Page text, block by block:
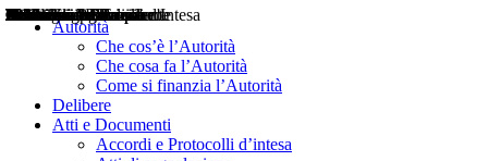
Autorità
Che cos’è l’Autorità
Che cosa fa l’Autorità
Come si finanzia l’Autorità
Delibere
Atti e Documenti
Accordi e Protocolli d’intesa
Delibere
Pareri
Consultazioni
Audizioni
Atti di Segnalazione
Accordi e Protocolli d'Intesa
Relazioni annuali
Misure di regolazione
Notizie
Comunicati Stampa
Bollettini ART
Convegni ART
Interviste del Presidente
Articoli in primo piano
Interventi del Presidente
2004
2005
2010
2013
2014
2015
2016
2017
2018
2019
202
2020
2021
2022
2023
2024
2025
2026
Aereo
Marittimo
Terrestre